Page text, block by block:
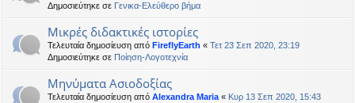
Δημοσιεύτηκε σε Γενικα-Ελεύθερο βήμα
Μικρές διδακτικές ιστορίες
Τελευταία δημοσίευση από FireflyEarth « Τετ 23 Σεπ 2020, 23:19
Δημοσιεύτηκε σε Ποίηση-Λογοτεχνία
Μηνύματα Ασιοδοξίας
Τελευταία δημοσίευση από Alexandra Maria « Κυρ 13 Σεπ 2020, 15:43